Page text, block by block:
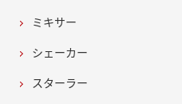
ミキサー
シェーカー
スターラー